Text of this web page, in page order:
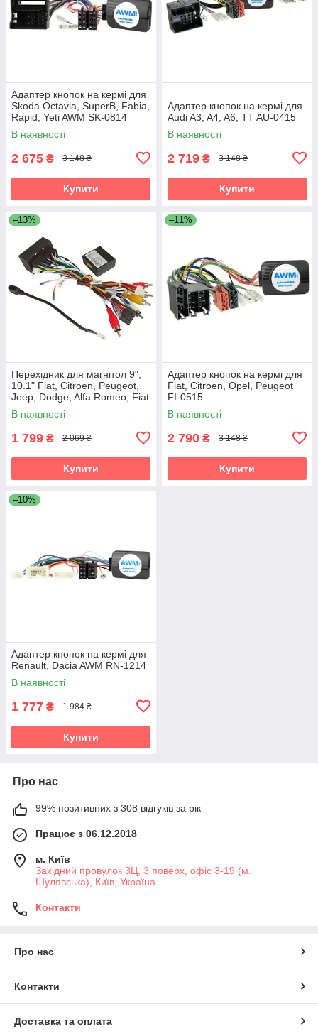
Адаптер кнопок на кермі для
Skoda Octavia, SuperB, Fabia,
Rapid, Yeti AWM SK-0814
В наявності
2 675 ₴ 3 148 ₴
Купити
Адаптер кнопок на кермі для
Audi A3, A4, A6, TT AU-0415
В наявності
2 719 ₴ 3 148 ₴
Купити
–13%
Перехідник для магнітол 9",
10.1" Fiat, Citroen, Peugeot,
Jeep, Dodge, Alfa Romeo, Fiat
AWM 170-014
В наявності
1 799 ₴ 2 069 ₴
Купити
–11%
Адаптер кнопок на кермі для
Fiat, Citroen, Opel, Peugeot
FI-0515
В наявності
2 790 ₴ 3 148 ₴
Купити
–10%
Адаптер кнопок на кермі для
Renault, Dacia AWM RN-1214
В наявності
1 777 ₴ 1 984 ₴
Купити
Про нас
99% позитивних з 308 відгуків за рік
Працює з 06.12.2018
м. Київ
Західний провулок 3Ц, 3 поверх, офіс 3-19 (м.
Шулявська), Київ, Україна
Контакти
Про нас
Контакти
Доставка та оплата